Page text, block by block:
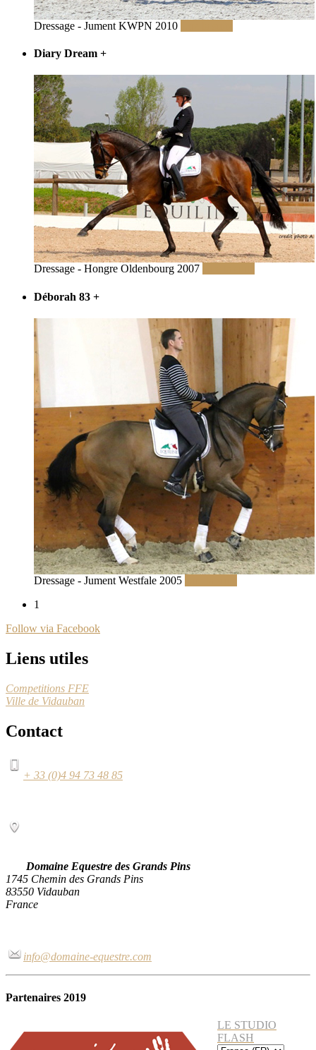
Dressage - Jument KWPN 2010
Diary Dream +
Dressage - Hongre Oldenbourg 2007
Déborah 83 +
Dressage - Jument Westfale 2005
1
Follow via Facebook
Liens utiles
Competitions FFE
Ville de Vidauban
Contact
+ 33 (0)4 94 73 48 85
Domaine Equestre des Grands Pins
1745 Chemin des Grands Pins
83550 Vidauban
France
info@domaine-equestre.com
Partenaires 2019
LE STUDIO
FLASH